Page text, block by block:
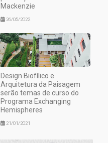
Mackenzie
26/05/2022
Design Biofílico e
Arquitetura da Paisagem
serão temas de curso do
Programa Exchanging
Hemispheres
21/01/2021